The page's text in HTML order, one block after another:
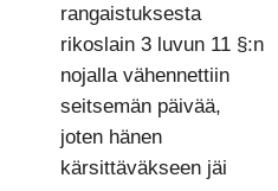
rangaistuksesta
rikoslain 3 luvun 11 §:n
nojalla vähennettiin
seitsemän päivää,
joten hänen
kärsittäväkseen jäi